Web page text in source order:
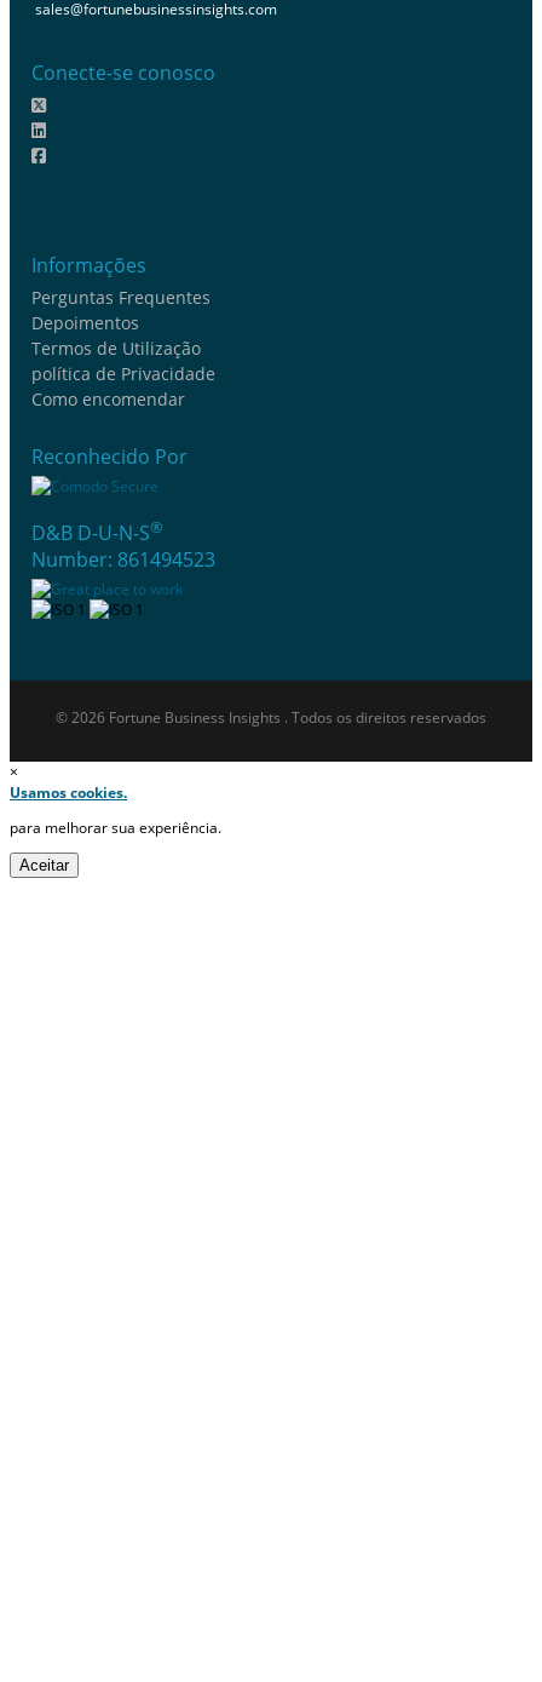
sales@fortunebusinessinsights.com
Conecte-se conosco
Informações
Perguntas Frequentes
Depoimentos
Termos de Utilização
política de Privacidade
Como encomendar
Reconhecido Por
D&B D-U-N-S®
Number: 861494523
© 2026 Fortune Business Insights . Todos os direitos reservados
×
Usamos cookies.
para melhorar sua experiência.
Aceitar